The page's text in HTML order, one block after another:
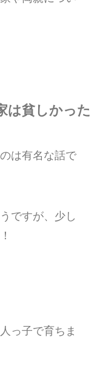
は貧しかった
は有名な話で
ですが、少し
っ子で育ちま